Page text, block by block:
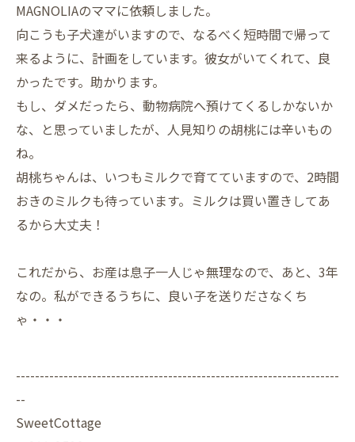
MAGNOLIAのママに依頼しました。
向こうも子犬達がいますので、なるべく短時間で帰って
来るように、計画をしています。彼女がいてくれて、良
かったです。助かります。
もし、ダメだったら、動物病院へ預けてくるしかないか
な、と思っていましたが、人見知りの胡桃には辛いもの
ね。
胡桃ちゃんは、いつもミルクで育てていますので、2時間
おきのミルクも待っています。ミルクは買い置きしてあ
るから大丈夫！
これだから、お産は息子一人じゃ無理なので、あと、3年
なの。私ができるうちに、良い子を送りださなくち
ゃ・・・
--------------------------------------------------------------------
--
SweetCottage